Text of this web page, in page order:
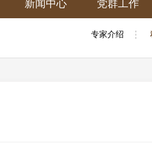
新闻中心 党群工作
专家介绍